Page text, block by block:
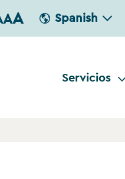
AA Spanish
Servicios